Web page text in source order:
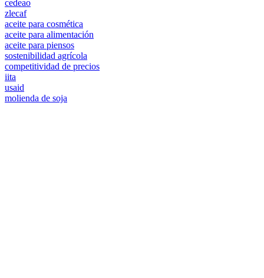
cedeao
zlecaf
aceite para cosmética
aceite para alimentación
aceite para piensos
sostenibilidad agrícola
competitividad de precios
iita
usaid
molienda de soja